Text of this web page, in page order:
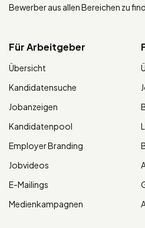
Bewerber aus allen Bereichen zu
Für Arbeitgeber
Übersicht
Kandidatensuche
Jobanzeigen
Kandidatenpool
Employer Branding
Jobvideos
E-Mailings
Medienkampagnen